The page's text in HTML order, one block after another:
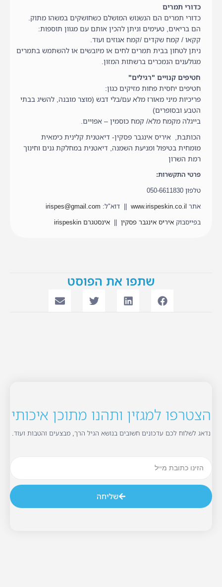
כדורי תמרים
כדורי תמרים הם הנשנוש המושלם כשחושקים במשהו מתוק.
הם בריאים, טעימים וניתן להכין אותם עם מגוון תוספות:
קקאו / קמח שקדים /קמח אגוזים ועוד.
ניתן לטחון בבית תמרים לחים או מיובשים או להשתמש בתמרים
מגולענים הנמכרים ברשתות המזון.
חטיפים קנויים "רגילים"
חטיפים יחסית פחות מזיקים כגון:
פריכיות מיני מאורז מלא עם/בלי דבש (מוצר מובנה, להשיג בבתי
הטבע ובסופרים)
בייגלה מקמח מלא/ קמח כוסמין – אפויים.
הכותבת, איריס אינגבר פסקין- דיאטנית קלינית כימאית
מומחית בטיפול ומניעת השמנה, דיאטנית במחלקת גנים וחינוך
רמת השרון
פרטי התקשרות:
טלפון 050-6611830
אתרwww.irispeskin.co.il || דוא"ל: irispes@gmail.com
בפייסבוק איריס אינגבר פסקין|| אינסטגרם irispeskin
שתפו את הפוסט
הצטרפו למגזין ותהנו מתוכן איכותי
נדאג לשלוח לכם עדכונים חשובים בנושא הגיל הרך, מבצעים והטבות ועוד.
שליחה